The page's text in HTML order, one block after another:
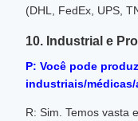
(DHL, FedEx, UPS,
10. Industrial e
P: Você pode
industriais/
R: Sim. Temos vasta